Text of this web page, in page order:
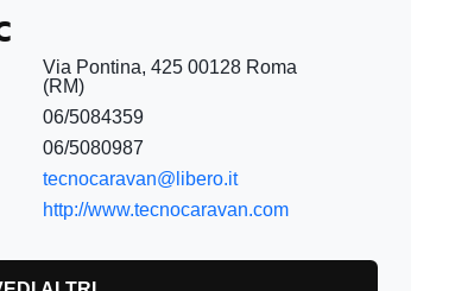
Via Pontina, 425 00128 Roma
(RM)
06/5084359
06/5080987
tecnocaravan@libero.it
http://www.tecnocaravan.com